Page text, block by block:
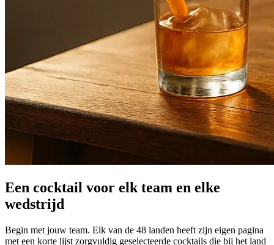
Een cocktail voor elk team en elke
wedstrijd
Begin met jouw team. Elk van de 48 landen heeft zijn eigen pagina
met een korte lijst zorgvuldig geselecteerde cocktails die bij het land